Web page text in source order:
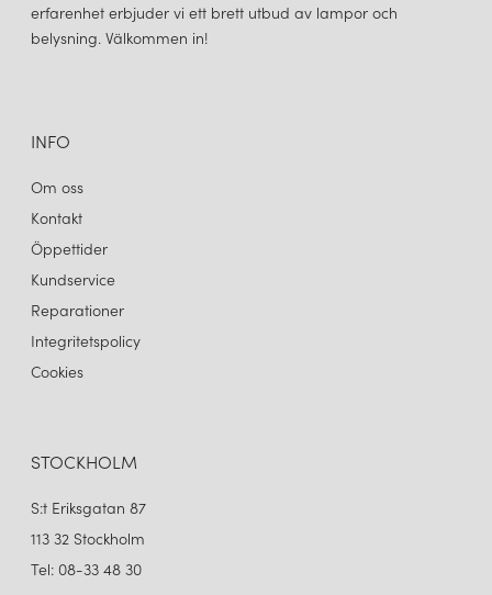
erfarenhet erbjuder vi ett brett utbud av lampor och
belysning. Välkommen in!
INFO
Om oss
Kontakt
Öppettider
Kundservice
Reparationer
Integritetspolicy
Cookies
STOCKHOLM
S:t Eriksgatan 87
113 32 Stockholm
Tel: 08-33 48 30